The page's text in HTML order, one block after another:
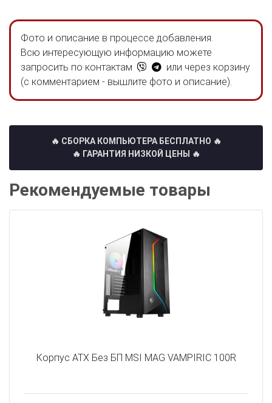
Фото и описание в процессе добавления.
Всю интересующую информацию можете
запросить по контактам
или через корзину
(с комментарием - вышлите фото и описание).
🔥 СБОРКА КОМПЬЮТЕРА БЕСПЛАТНО 🔥
🔥 ГАРАНТИЯ НИЗКОЙ ЦЕНЫ 🔥
Рекомендуемые товары
Корпус ATX Без БП MSI MAG VAMPIRIC 100R